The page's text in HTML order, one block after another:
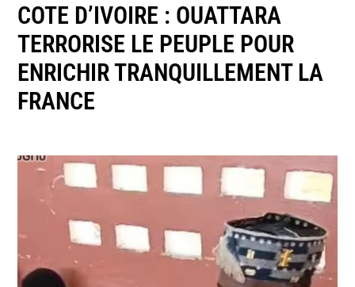
COTE D’IVOIRE : OUATTARA
TERRORISE LE PEUPLE POUR
ENRICHIR TRANQUILLEMENT LA
FRANCE